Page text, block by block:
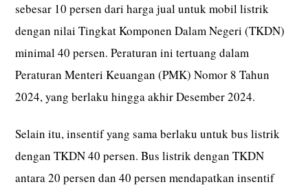
sebesar 10 persen dari harga jual untuk mobil listrik
dengan nilai Tingkat Komponen Dalam Negeri (TKDN)
minimal 40 persen. Peraturan ini tertuang dalam
Peraturan Menteri Keuangan (PMK) Nomor 8 Tahun
2024, yang berlaku hingga akhir Desember 2024.
Selain itu, insentif yang sama berlaku untuk bus listrik
dengan TKDN 40 persen. Bus listrik dengan TKDN
antara 20 persen dan 40 persen mendapatkan insentif